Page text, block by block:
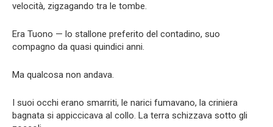
velocità, zigzagando tra le tombe.
Era Tuono — lo stallone preferito del contadino, suo
compagno da quasi quindici anni.
Ma qualcosa non andava.
I suoi occhi erano smarriti, le narici fumavano, la criniera
bagnata si appiccicava al collo. La terra schizzava sotto gli